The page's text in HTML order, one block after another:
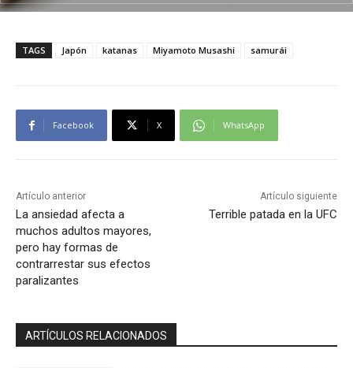
TAGS Japón katanas Miyamoto Musashi samurái
Facebook X WhatsApp
Artículo anterior
La ansiedad afecta a
muchos adultos mayores,
pero hay formas de
contrarrestar sus efectos
paralizantes
Artículo siguiente
Terrible patada en la UFC
ARTÍCULOS RELACIONADOS